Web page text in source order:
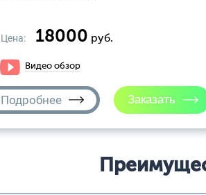
Цена: 18000 руб.
Видео обзор
Подробнее